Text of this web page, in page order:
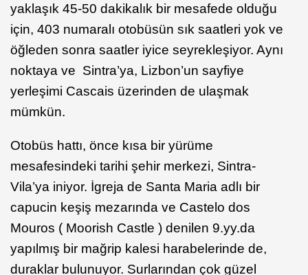
yaklaşık 45-50 dakikalık bir mesafede olduğu
için, 403 numaralı otobüsün sık saatleri yok ve
öğleden sonra saatler iyice seyrekleşiyor. Aynı
noktaya ve Sintra’ya, Lizbon’un sayfiye
yerleşimi Cascais üzerinden de ulaşmak
mümkün.
Otobüs hattı, önce kısa bir yürüme
mesafesindeki tarihi şehir merkezi, Sintra-
Vila’ya iniyor. İgreja de Santa Maria adlı bir
capucin keşiş mezarında ve Castelo dos
Mouros ( Moorish Castle ) denilen 9.yy.da
yapılmış bir mağrip kalesi harabelerinde de,
duraklar bulunuyor. Surlarından çok güzel